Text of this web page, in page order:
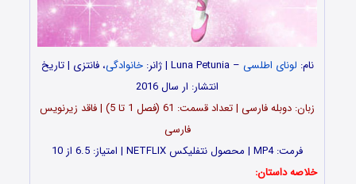
نام: لونای اطلسی –Luna Petunia | ژانر: خانوادگی، فانتزی | تاریخ
انتشار: ار سال 2016
زبان: دوبله فارسی | تعداد قسمت‌‌‌‌: 61 (فصل 1 تا 5) | فاقد زیرنویس
فارسی
فرمت: MP4 | محصول نتفلیکس NETFLIX | امتیاز: 6.5 از 10
خلاصه داستان: